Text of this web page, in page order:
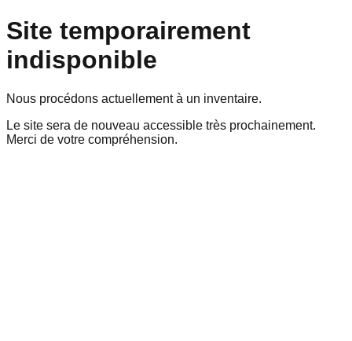
Site temporairement
indisponible
Nous procédons actuellement à un inventaire.
Le site sera de nouveau accessible très prochainement.
Merci de votre compréhension.